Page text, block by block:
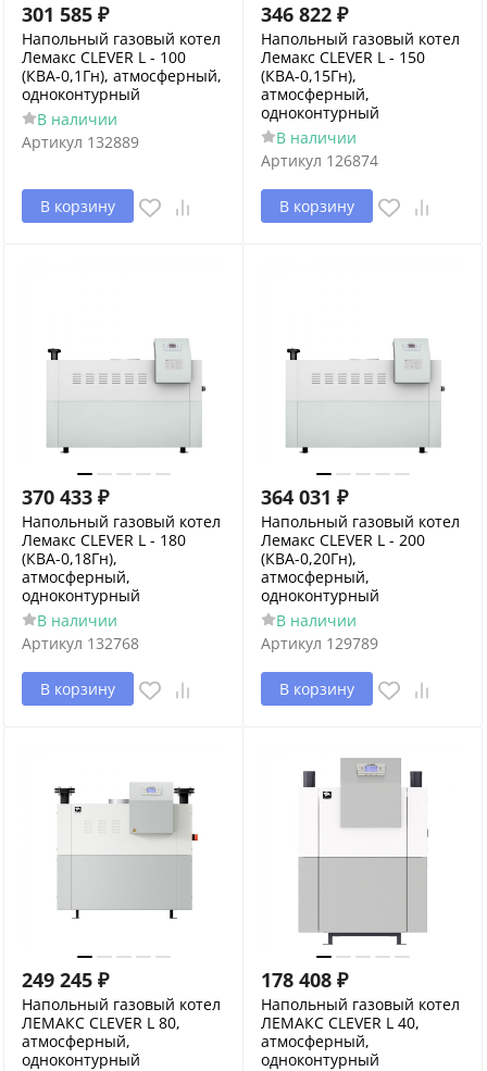
301 585 ₽
Напольный газовый котел
Лемакс CLEVER L - 100
(КВА-0,1Гн), атмосферный,
одноконтурный
В наличии
Артикул 132889
В корзину
346 822 ₽
Напольный газовый котел
Лемакс CLEVER L - 150
(КВА-0,15Гн),
атмосферный,
одноконтурный
В наличии
Артикул 126874
В корзину
370 433 ₽
Напольный газовый котел
Лемакс CLEVER L - 180
(КВА-0,18Гн),
атмосферный,
одноконтурный
В наличии
Артикул 132768
В корзину
364 031 ₽
Напольный газовый котел
Лемакс CLEVER L - 200
(КВА-0,20Гн),
атмосферный,
одноконтурный
В наличии
Артикул 129789
В корзину
249 245 ₽
Напольный газовый котел
ЛЕМАКС CLEVER L 80,
атмосферный,
одноконтурный
178 408 ₽
Напольный газовый котел
ЛЕМАКС CLEVER L 40,
атмосферный,
одноконтурный